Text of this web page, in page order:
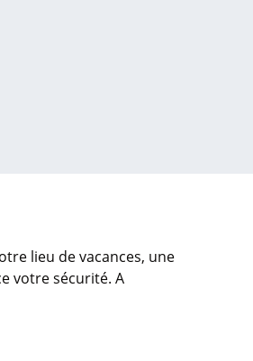
lieu de vacances, une
votre sécurité. A